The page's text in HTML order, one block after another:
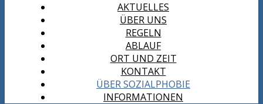
AKTUELLES
ÜBER UNS
REGELN
ABLAUF
ORT UND ZEIT
KONTAKT
ÜBER SOZIALPHOBIE
INFORMATIONEN